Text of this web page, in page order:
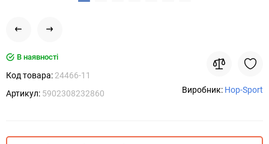
В наявності
Код товара: 24466-11
Артикул: 5902308232860 Виробник: Hop-Sport